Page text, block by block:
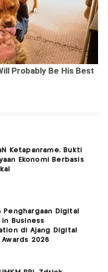
Ketapanrame, Bukti
Ekonomi Berbasis
Penghargaan Digital
in Business
di Ajang Digital
2026